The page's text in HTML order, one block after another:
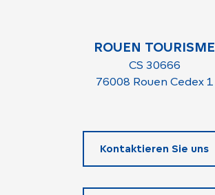
ROUEN TOURISME
CS 30666
76008 Rouen Cedex 1
Kontaktieren Sie uns